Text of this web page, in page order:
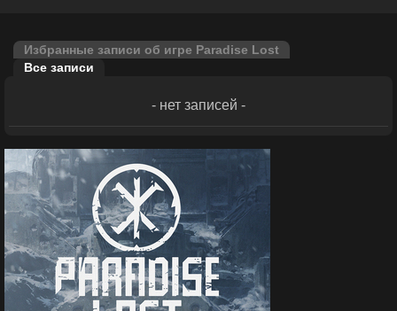
Избранные записи об игре Paradise Lost
Все записи
- нет записей -